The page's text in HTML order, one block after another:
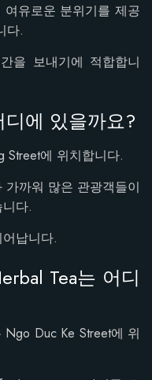
유로운 분위기를 제공
다.
을 보내기에 적합합니
에 있을까요?
Street에 위치합니다.
가까워 많은 관광객들이
다.
납니다.
Tea는 어디
Ngo Duc Ke Street에 위